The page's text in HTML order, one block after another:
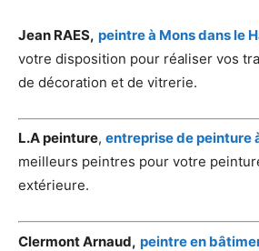
Jean RAES, peintre à Mons dans le
votre disposition pour réaliser vos
de décoration et de vitrerie.
L.A peinture, entreprise de peinture
meilleurs peintres pour votre
extérieure.
Clermont Arnaud, peintre en